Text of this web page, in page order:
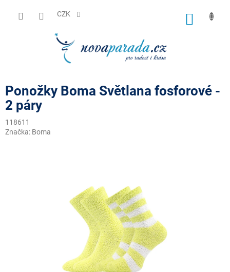
CZK
Ponožky Boma Světlana fosforové -
2 páry
118611
Značka: Boma